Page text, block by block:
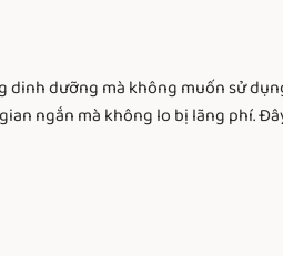
dưỡng mà không muốn sử
ngắn mà không lo bị lãng phí.